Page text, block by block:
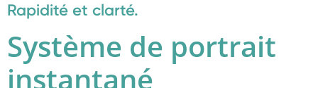
Rapidité et clarté.
Système de portrait
instantané